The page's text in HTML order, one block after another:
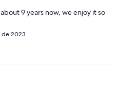
9 years now, we enjoy it so
de 2023